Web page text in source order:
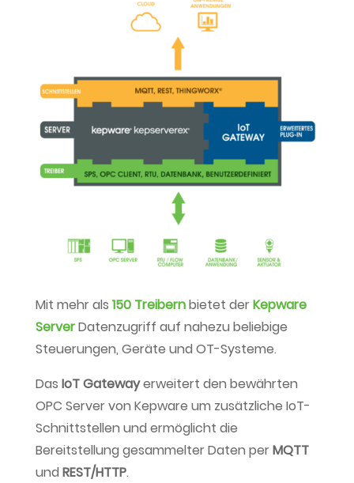
Mit mehr als 150 Treibernbietet derKepware
ServerDatenzugriff auf nahezu beliebige
Steuerungen, Geräte und OT-Systeme.
Das IoT Gatewayerweitert den bewährten
OPC Server von Kepware um zusätzliche IoT-
Schnittstellen und ermöglicht die
Bereitstellung gesammelter Daten perMQTT
und REST/HTTP.